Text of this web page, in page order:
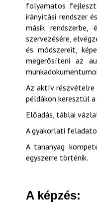
folyamatos
irányítási rendszer
másik
szervezésére,
és módszereit,
megerősíteni az
Az aktív részvételre
példákon keresztül
Előadás, táblai
A gyakorlati
A tananyag
egyszerre történik.
A képzés: